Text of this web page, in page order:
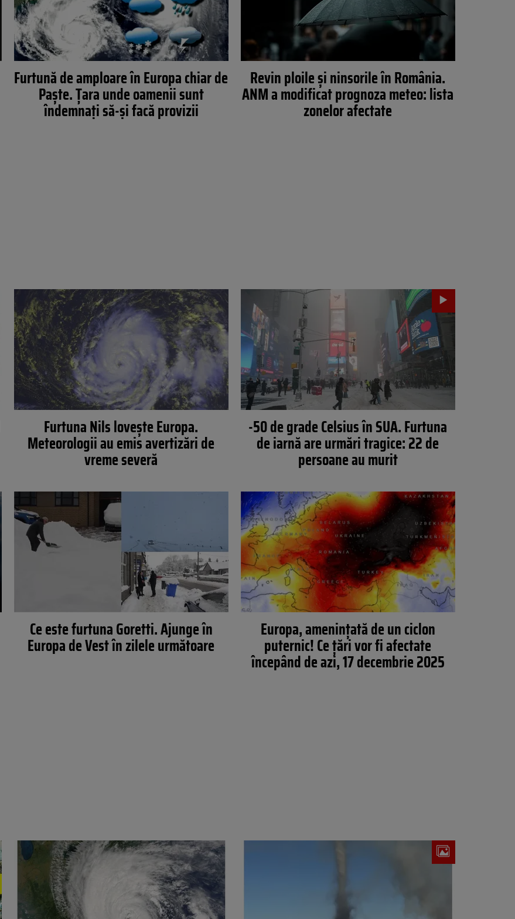
Furtună de amploare în Europa chiar de
Paște. Țara unde oamenii sunt
îndemnați să-și facă provizii
Revin ploile și ninsorile în România.
ANM a modificat prognoza meteo: lista
zonelor afectate
Furtuna Nils lovește Europa.
Meteorologii au emis avertizări de
vreme severă
-50 de grade Celsius în SUA. Furtuna
de iarnă are urmări tragice: 22 de
persoane au murit
Ce este furtuna Goretti. Ajunge în
Europa de Vest în zilele următoare
Europa, amenințată de un ciclon
puternic! Ce țări vor fi afectate
începând de azi, 17 decembrie 2025